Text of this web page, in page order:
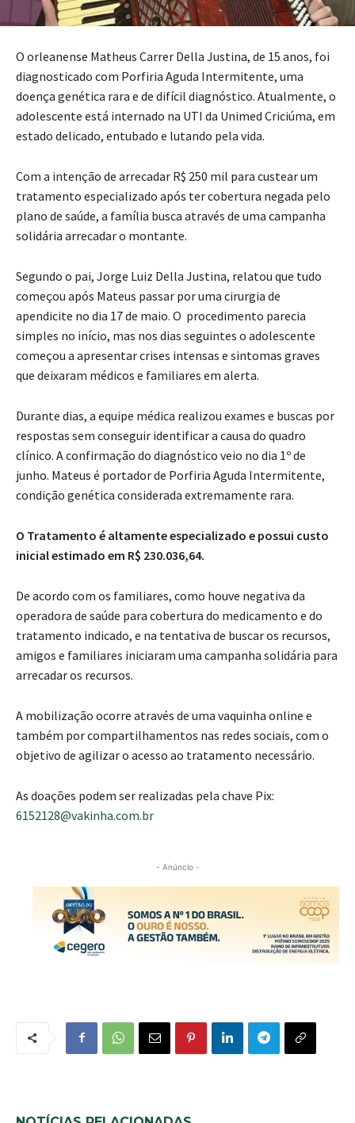
O orleanense Matheus Carrer Della Justina, de 15 anos, foi
diagnosticado com Porfiria Aguda Intermitente, uma
doença genética rara e de difícil diagnóstico. Atualmente, o
adolescente está internado na UTI da Unimed Criciúma, em
estado delicado, entubado e lutando pela vida.
Com a intenção de arrecadar R$ 250 mil para custear um
tratamento especializado após ter cobertura negada pelo
plano de saúde, a família busca através de uma campanha
solidária arrecadar o montante.
Segundo o pai, Jorge Luiz Della Justina, relatou que tudo
começou após Mateus passar por uma cirurgia de
apendicite no dia 17 de maio. O procedimento parecia
simples no início, mas nos dias seguintes o adolescente
começou a apresentar crises intensas e sintomas graves
que deixaram médicos e familiares em alerta.
Durante dias, a equipe médica realizou exames e buscas por
respostas sem conseguir identificar a causa do quadro
clínico. A confirmação do diagnóstico veio no dia 1º de
junho. Mateus é portador de Porfiria Aguda Intermitente,
condição genética considerada extremamente rara.
O Tratamento é altamente especializado e possui custo
inicial estimado em R$ 230.036,64.
De acordo com os familiares, como houve negativa da
operadora de saúde para cobertura do medicamento e do
tratamento indicado, e na tentativa de buscar os recursos,
amigos e familiares iniciaram uma campanha solidária para
arrecadar os recursos.
A mobilização ocorre através de uma vaquinha online e
também por compartilhamentos nas redes sociais, com o
objetivo de agilizar o acesso ao tratamento necessário.
As doações podem ser realizadas pela chave Pix:
6152128@vakinha.com.br
- Anúncio -